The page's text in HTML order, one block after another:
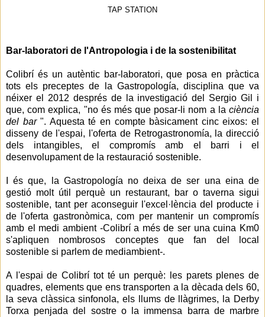
TAP STATION
Bar-laboratori de l'Antropologia i de la sostenibilitat
Colibrí és un autèntic bar-laboratori, que posa en pràctica
tots els preceptes de la Gastropología, disciplina que va
néixer el 2012 després de la investigació del Sergio Gil i
que, com explica, "no és més que posar-li nom a la ciència
del bar". Aquesta té en compte bàsicament cinc eixos: el
disseny de l'espai, l'oferta de Retrogastronomía, la direcció
dels intangibles, el compromís amb el barri i el
desenvolupament de la restauració sostenible.
I és que, la Gastropología no deixa de ser una eina de
gestió molt útil perquè un restaurant, bar o taverna sigui
sostenible, tant per aconseguir l'excel·lència del producte i
de l'oferta gastronòmica, com per mantenir un compromís
amb el medi ambient -Colibrí a més de ser una cuina Km0
s'apliquen nombrosos conceptes que fan del local
sostenible si parlem de mediambient-.
A l'espai de Colibrí tot té un perquè: les parets plenes de
quadres, elements que ens transporten a la dècada dels 60,
la seva clàssica sinfonola, els llums de llàgrimes, la Derby
Torxa penjada del sostre o la immensa barra de marbre